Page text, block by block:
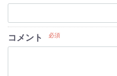
コメント 必須